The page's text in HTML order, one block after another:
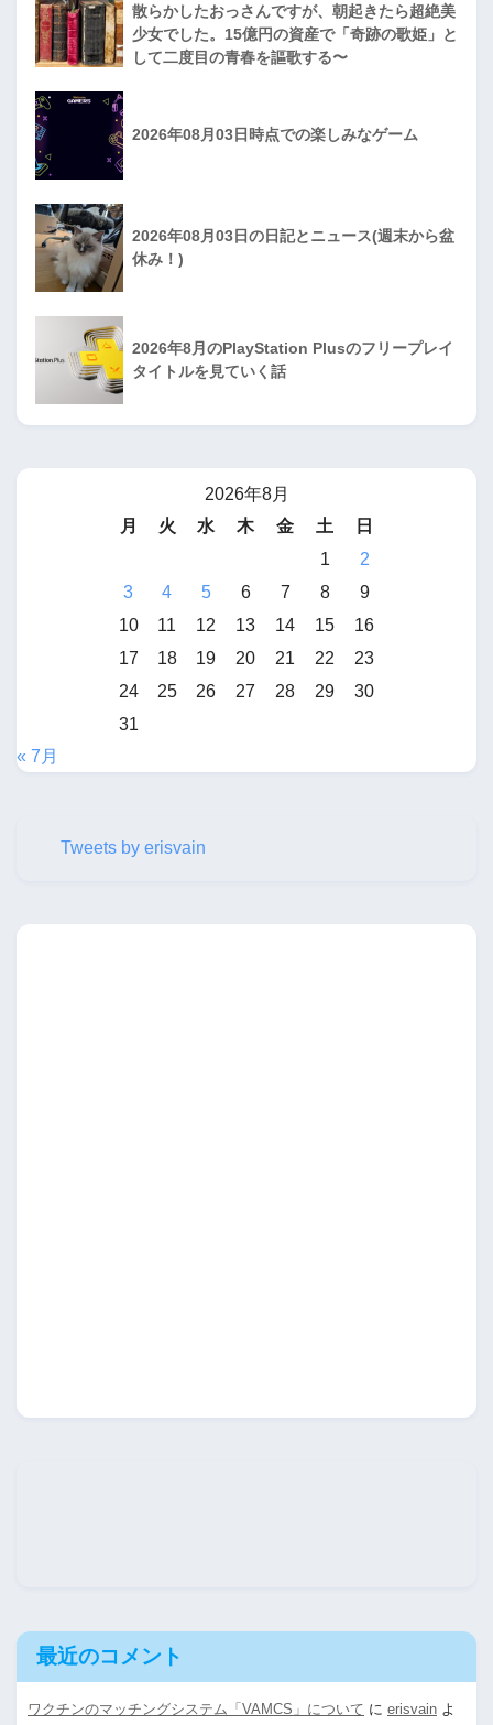
散らかしたおっさんですが、朝起きたら超絶美
少女でした。15億円の資産で「奇跡の歌姫」と
して二度目の青春を謳歌する〜
2026年08月03日時点での楽しみなゲーム
2026年08月03日の日記とニュース(週末から盆
休み！)
2026年8月のPlayStation Plusのフリープレイ
タイトルを見ていく話
2026年8月
月
火 水 木 金 土
日
1
2
3
4 5 6 7 8
9
10
11 12 13 14 15
16
17
18 19 20 21 22
23
24
25 26 27 28 29
30
31
« 7月
Tweets by erisvain
最近のコメント
ワクチンのマッチングシステム「VAMCS」について に erisvain よ